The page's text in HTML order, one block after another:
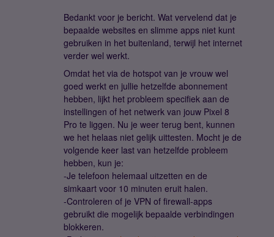
Bedankt voor je bericht. Wat vervelend dat je
bepaalde websites en slimme apps niet kunt
gebruiken in het buitenland, terwijl het internet
verder wel werkt.
Omdat het via de hotspot van je vrouw wel
goed werkt en jullie hetzelfde abonnement
hebben, lijkt het probleem specifiek aan de
instellingen of het netwerk van jouw Pixel 8
Pro te liggen. Nu je weer terug bent, kunnen
we het helaas niet gelijk uittesten. Mocht je de
volgende keer last van hetzelfde probleem
hebben, kun je:
-Je telefoon helemaal uitzetten en de
simkaart voor 10 minuten eruit halen.
-Controleren of je VPN of firewall-apps
gebruikt die mogelijk bepaalde verbindingen
blokkeren.